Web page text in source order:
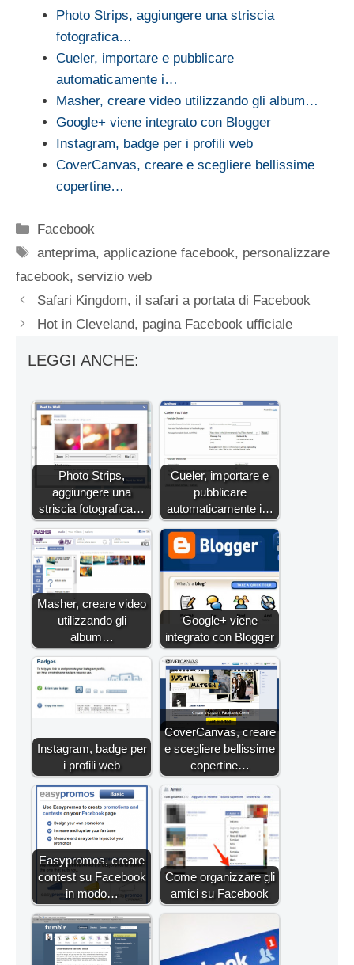
Photo Strips, aggiungere una striscia
fotografica…
Cueler, importare e pubblicare
automaticamente i…
Masher, creare video utilizzando gli album…
Google+ viene integrato con Blogger
Instagram, badge per i profili web
CoverCanvas, creare e scegliere bellissime
copertine…
Categorie
Facebook
Tag
anteprima,applicazione facebook, personalizzare
facebook, servizio web
Safari Kingdom, il safari a portata di Facebook
Hot in Cleveland, pagina Facebook ufficiale
LEGGI ANCHE:
Photo Strips,
aggiungere una
striscia fotografica…
Cueler, importare e
pubblicare
automaticamente i…
Masher, creare video
utilizzando gli
album…
Google+ viene
integrato con Blogger
Instagram, badge per
i profili web
CoverCanvas, creare
e scegliere bellissime
copertine…
Easypromos, creare
contest su Facebook
in modo…
Come organizzare gli
amici su Facebook